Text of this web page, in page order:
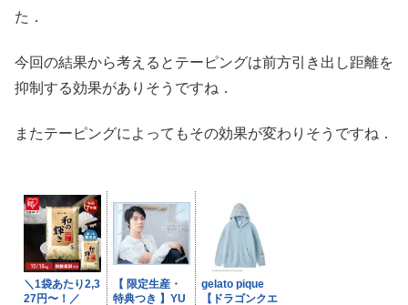
た．
今回の結果から考えるとテーピングは前方引き出し距離を
抑制する効果がありそうですね．
またテーピングによってもその効果が変わりそうですね．